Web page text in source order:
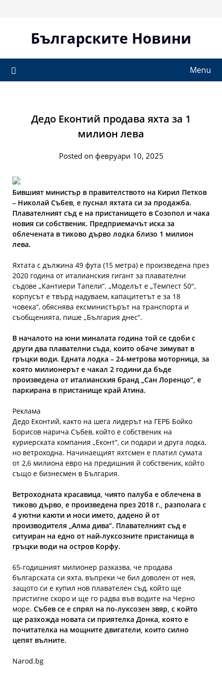
Българските Новини
Menu
Дедо Еконтий продава яхта за 1
милион лева
Posted on февруари 10, 2025
Бившият министър в правителството на Кирил Петков
– Николай Събев, е пуснал яхтата си за продажба.
Плавателният съд е на пристанището в Созопол и чака
новия си собственик. Предприемачът иска за
облечената в тиково дърво лодка близо 1 милион
лева.
Яхтата с дължина 49 фута (15 метра) е произведена през
2020 година от италианския гигант за плавателни
съдове „Кантиери Тапели“. „Моделът е „Темпест 50″,
корпусът е твърд надуваем, капацитетът е за 18
човека“, обяснява ексминистърът на транспорта и
съобщенията, пише „България днес“.
В началото на юни миналата година той се сдоби с
други два плавателни съда, които обаче зимуват в
гръцки води. Едната лодка – 24-метрова моторница, за
която милионерът е чакал 2 години да бъде
произведена от италианския бранд „Сан Лоренцо“, е
паркирана в пристанище край Атина.
Реклама
Дедо Еконтий, както на шега лидерът на ГЕРБ Бойко
Борисов нарича Събев, който е собственик на
куриерската компания „Еконт“, си подари и друга лодка,
но ветроходна. Начинаещият яхтсмен е платил сумата
от 2,6 милиона евро на предишния й собственик, който
също е бизнесмен в България.
Ветроходната красавица, чиято палуба е облечена в
тиково дърво, е произведена през 2018 г., разполага с
4 уютни каюти и носи името, дадено й от
производителя „Алма дива“. Плавателният съд е
ситуиран на едно от най-луксозните пристанища в
гръцки води на остров Корфу.
65-годишният милионер разказва, че продава
българската си яхта, въпреки че бил доволен от нея,
защото си е купил нов плавателен съд, който ще
пристигне скоро и ще го радва във водите на Черно
море. Събев се е спрял на по-луксозен звяр, с който
ще разхожда новата си приятелка Донка, която е
почитателка на мощните двигатели, които силно
цепят вълните.
Narod.bg